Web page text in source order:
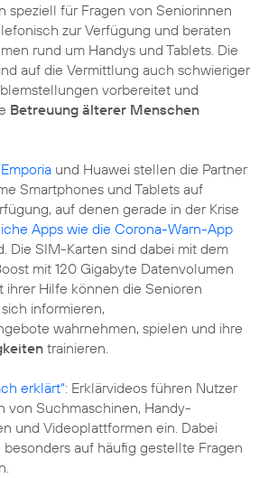
speziell für Fragen von Seniorinnen
zur Verfügung und beraten
rund um Handys und Tablets. Die
auf die Vermittlung auch schwieriger
vorbereitet und
Betreuung älterer Menschen
Emporia und Huawei stellen die Partner
Smartphones und Tablets auf
auf denen gerade in der Krise
Apps wie die Corona-Warn-App
Die SIM-Karten sind dabei mit dem
mit 120 Gigabyte Datenvolumen
ihrer Hilfe können die Senioren
informieren,
wahrnehmen, spielen und ihre
trainieren.
erklärt“: Erklärvideos führen Nutzer
von Suchmaschinen, Handy-
und Videoplattformen ein. Dabei
auf häufig gestellte Fragen